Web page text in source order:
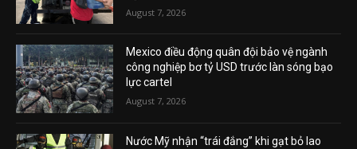
August 7, 2026
Mexico điều động quân đội bảo vệ ngành
công nghiệp bơ tỷ USD trước làn sóng bạo
lực cartel
August 7, 2026
Nước Mỹ nhận “trái đắng” khi gạt bỏ lao